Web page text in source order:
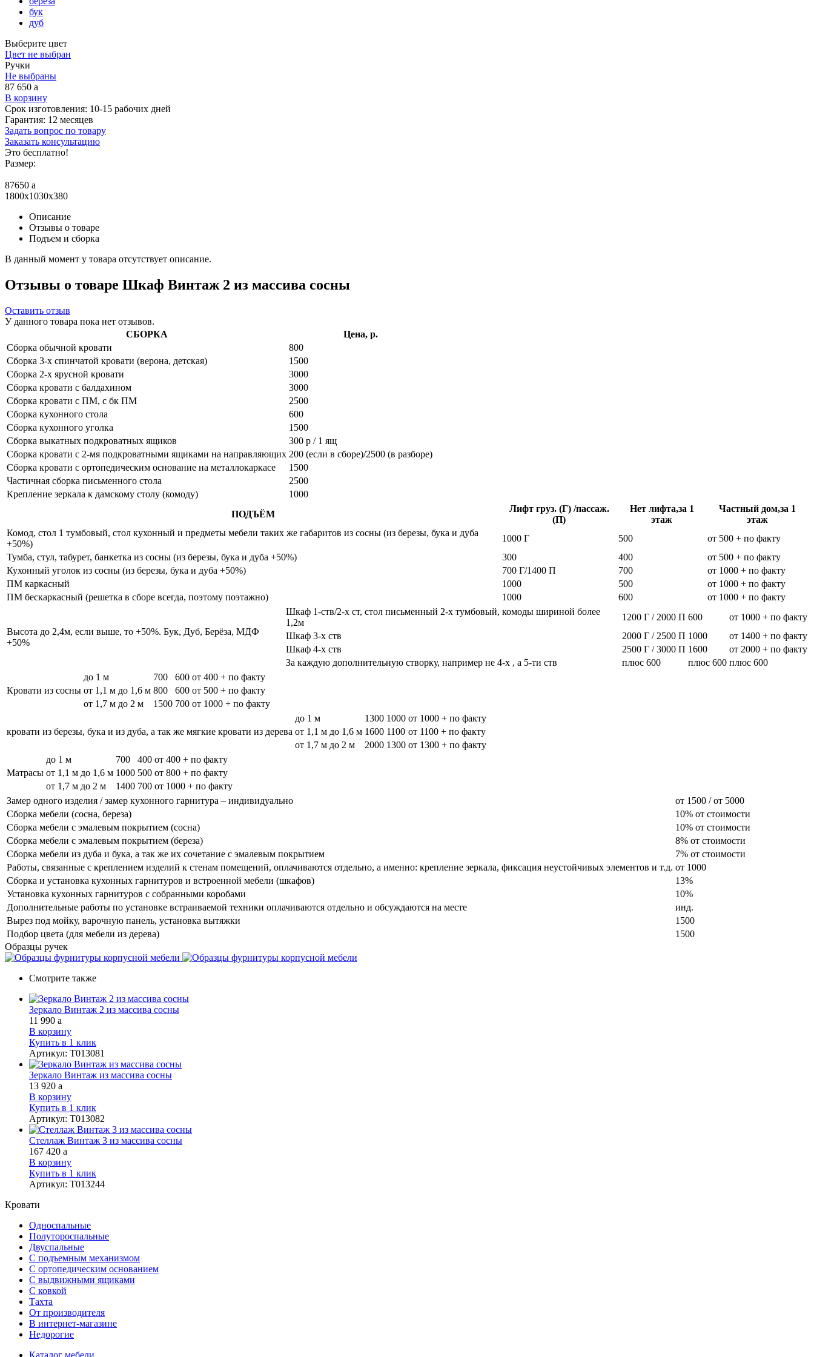
бук
дуб
Выберите цвет
Цвет не выбран
Ручки
Не выбраны
87 650 a
В корзину
Срок изготовления: 10-15 рабочих дней
Гарантия: 12 месяцев
Задать вопрос по товару
Заказать консультацию
Это бесплатно!
Размер:
87650 a
1800x1030x380
Описание
Отзывы о товаре
Подъем и сборка
В данный момент у товара отсутствует описание.
Отзывы о товаре Шкаф Винтаж 2 из массива сосны
Оставить отзыв
У данного товара пока нет отзывов.
СБОРКА
Цена, р.
Сборка обычной кровати
800
Сборка 3-х спинчатой кровати (верона, детская)
1500
Сборка 2-х ярусной кровати
3000
Сборка кровати с балдахином
3000
Сборка кровати с ПМ, с бк ПМ
2500
Сборка кухонного стола
600
Сборка кухонного уголка
1500
Сборка выкатных подкроватных ящиков
300 р / 1 ящ
Сборка кровати с 2-мя подкроватными ящиками на направляющих 200 (если в сборе)/2500 (в разборе)
Сборка кровати с ортопедическим основание на металлокаркасе
1500
Частичная сборка письменного стола
2500
Крепление зеркала к дамскому столу (комоду)
1000
ПОДЪЁМ
Лифт груз. (Г) /пассаж.
(П)
Нет лифта,за 1
этаж
Частный дом,за 1
этаж
Комод, стол 1 тумбовый, стол кухонный и предметы мебели таких же габаритов из сосны (из березы, бука и дуба
+50%)
1000 Г 500
от 500 + по факту
Тумба, стул, табурет, банкетка из сосны (из березы, бука и дуба +50%)
300 400
от 500 + по факту
Кухонный уголок из сосны (из березы, бука и дуба +50%)
700 Г/1400 П 700
от 1000 + по факту
ПМ каркасный
1000 500
от 1000 + по факту
ПМ бескаркасный (решетка в сборе всегда, поэтому поэтажно)
1000 600 от 1000 + по факту
Высота до 2,4м, если выше, то +50%. Бук, Дуб, Берёза, МДФ
+50%
Шкаф 1-ств/2-х ст, стол письменный 2-х тумбовый, комоды шириной более
1,2м
1200 Г / 2000 П 600
от 1000 + по факту
Шкаф 3-х ств
2000 Г / 2500 П 1000
от 1400 + по факту
Шкаф 4-х ств
2500 Г / 3000 П 1600
от 2000 + по факту
За каждую дополнительную створку, например не 4-х , а 5-ти ств
плюс 600 плюс 600 плюс 600
Кровати из сосны
до 1 м 700 600 от 400 + по факту
от 1,1 м до 1,6 м 800 600 от 500 + по факту
от 1,7 м до 2 м
1500 700 от 1000 + по факту
кровати из березы, бука и из дуба, а так же мягкие кровати из дерева
до 1 м 1300 1000 от 1000 + по факту
от 1,1 м до 1,6 м 1600 1100 от 1100 + по факту
от 1,7 м до 2 м
2000 1300 от 1300 + по факту
Матрасы
до 1 м 700 400 от 400 + по факту
от 1,1 м до 1,6 м 1000 500 от 800 + по факту
от 1,7 м до 2 м
1400 700 от 1000 + по факту
Замер одного изделия / замер кухонного гарнитура – индивидуально
от 1500 / от 5000
Сборка мебели (сосна, береза)
10% от стоимости
Сборка мебели с эмалевым покрытием (сосна)
10% от стоимости
Сборка мебели с эмалевым покрытием (береза)
8% от стоимости
Сборка мебели из дуба и бука, а так же их сочетание с эмалевым покрытием
7% от стоимости
Работы, связанные с креплением изделий к стенам помещений, оплачиваются отдельно, а именно: крепление зеркала, фиксация неустойчивых элементов и т.д. от 1000
Сборка и установка кухонных гарнитуров и встроенной мебели (шкафов)
13%
Установка кухонных гарнитуров с собранными коробами
10%
Дополнительные работы по установке встраиваемой техники оплачиваются отдельно и обсуждаются на месте
инд.
Вырез под мойку, варочную панель, установка вытяжки
1500
Подбор цвета (для мебели из дерева)
1500
Образцы ручек
Смотрите также
Зеркало Винтаж 2 из массива сосны
11 990 a
В корзину
Купить в 1 клик
Артикул: Т013081
Зеркало Винтаж из массива сосны
13 920 a
В корзину
Купить в 1 клик
Артикул: Т013082
Стеллаж Винтаж 3 из массива сосны
167 420 a
В корзину
Купить в 1 клик
Артикул: Т013244
Кровати
Односпальные
Полутороспальные
Двуспальные
С подъемным механизмом
С ортопедическим основанием
С выдвижными ящиками
С ковкой
Тахта
От производителя
В интернет-магазине
Недорогие
Каталог мебели